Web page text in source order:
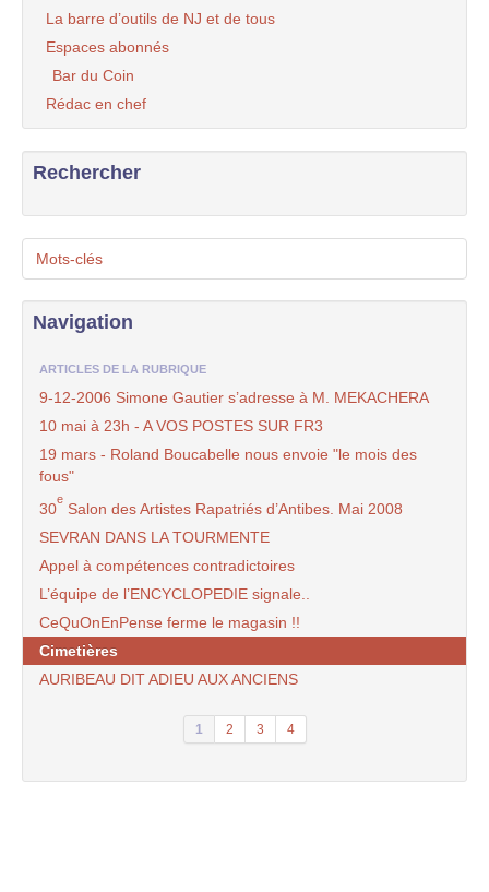
La barre d’outils de NJ et de tous
Espaces abonnés
Bar du Coin
Rédac en chef
Rechercher
Mots-clés
Navigation
ARTICLES DE LA RUBRIQUE
9-12-2006 Simone Gautier s’adresse à M. MEKACHERA
10 mai à 23h - A VOS POSTES SUR FR3
19 mars - Roland Boucabelle nous envoie "le mois des
fous"
30
e
Salon des Artistes Rapatriés d’Antibes. Mai 2008
SEVRAN DANS LA TOURMENTE
Appel à compétences contradictoires
L’équipe de l’ENCYCLOPEDIE signale..
CeQuOnEnPense ferme le magasin !!
Cimetières
AURIBEAU DIT ADIEU AUX ANCIENS
1 2 3 4